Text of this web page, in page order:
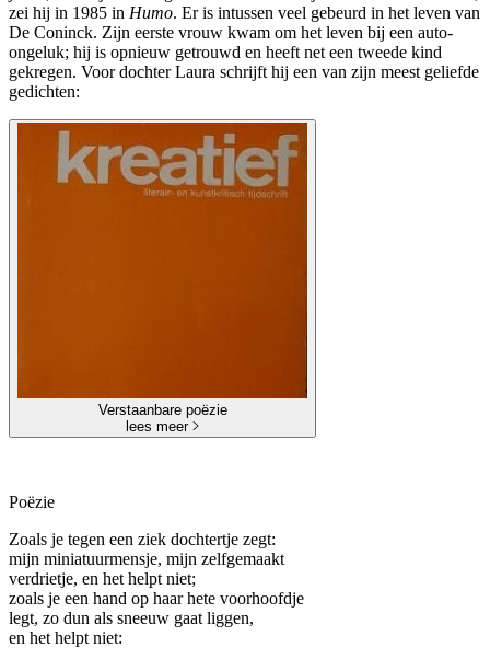
zei hij in 1985 in Humo. Er is intussen veel gebeurd in het leven van
De Coninck. Zijn eerste vrouw kwam om het leven bij een auto-
ongeluk; hij is opnieuw getrouwd en heeft net een tweede kind
gekregen. Voor dochter Laura schrijft hij een van zijn meest geliefde
gedichten:
Verstaanbare poëzie
lees meer
Poëzie
Zoals je tegen een ziek dochtertje zegt:
mijn miniatuurmensje, mijn zelfgemaakt
verdrietje, en het helpt niet;
zoals je een hand op haar hete voorhoofdje
legt, zo dun als sneeuw gaat liggen,
en het helpt niet: